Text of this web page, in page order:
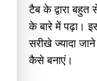
टैब के द्वारा
के बारे में पढ़ा।
सरीखे ज्यादा
कैसे बनाएं।